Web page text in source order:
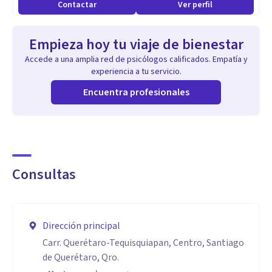
Especialidad
ansiedad, depresión, estrés, autoestima, manejo
emocional, crisis vitales, relaciones interpersonales y
procesos de crecimiento personal.
adultos.
* Fortalecimiento de autoestima, autoconocimiento y
desarrollo personal.
Contactar Ver perfil
Empieza hoy tu viaje de bienestar
Accede a una amplia red de psicólogos calificados. Empatía y
experiencia a tu servicio.
Encuentra profesionales
Consultas
Dirección principal
Carr. Querétaro-Tequisquiapan, Centro, Santiago
de Querétaro, Qro.